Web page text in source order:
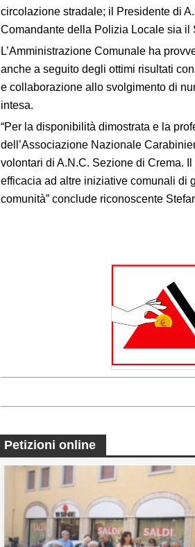
circolazione stradale; il Presidente di
Comandante della Polizia Locale sia il
L’Amministrazione Comunale ha
anche a seguito degli ottimi risultati
e collaborazione allo svolgimento di
intesa.
“Per la disponibilità dimostrata e la
dell’Associazione Nazionale
volontari di A.N.C. Sezione di Crema.
efficacia ad altre iniziative comunali di
comunità” conclude riconoscente
Petizioni online